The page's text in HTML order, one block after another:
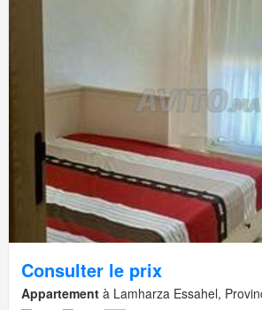
Consulter le prix
Appartement à Lamharza Essahel,